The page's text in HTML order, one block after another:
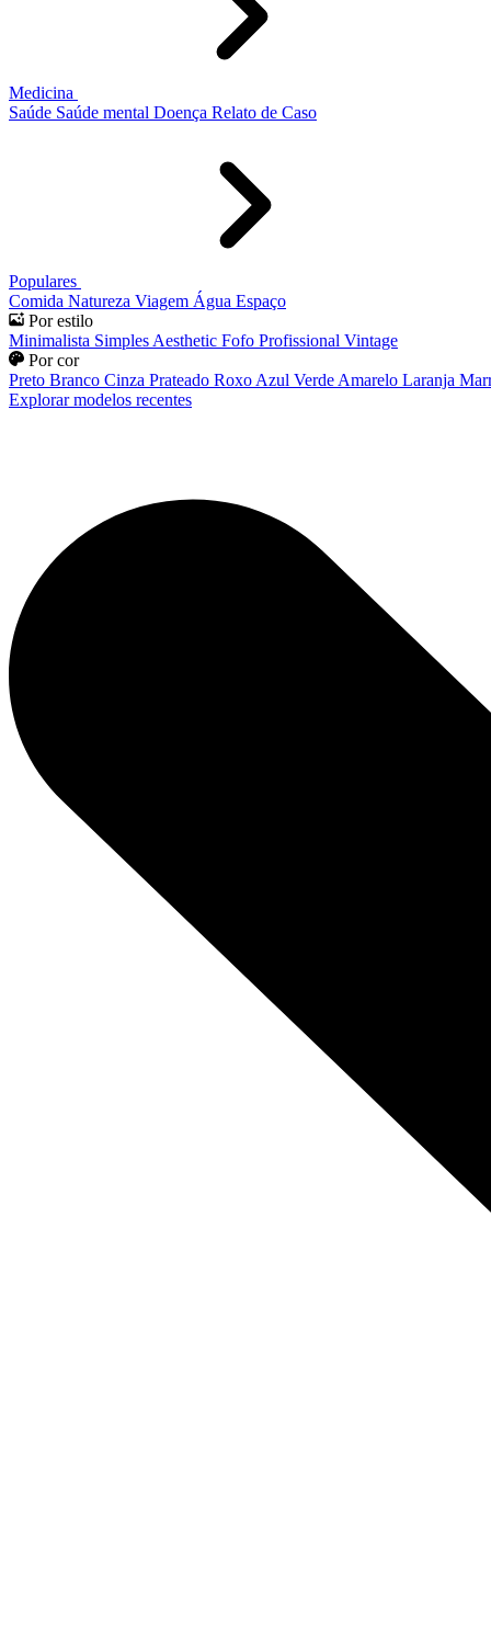
Medicina
Saúde Saúde mental Doença Relato de Caso
Populares
Comida Natureza Viagem Água Espaço
Por estilo
Minimalista Simples Aesthetic Fofo Profissional Vintage
Por cor
Preto Branco Cinza Prateado Roxo Azul Verde Amarelo Laranja
Explorar modelos recentes